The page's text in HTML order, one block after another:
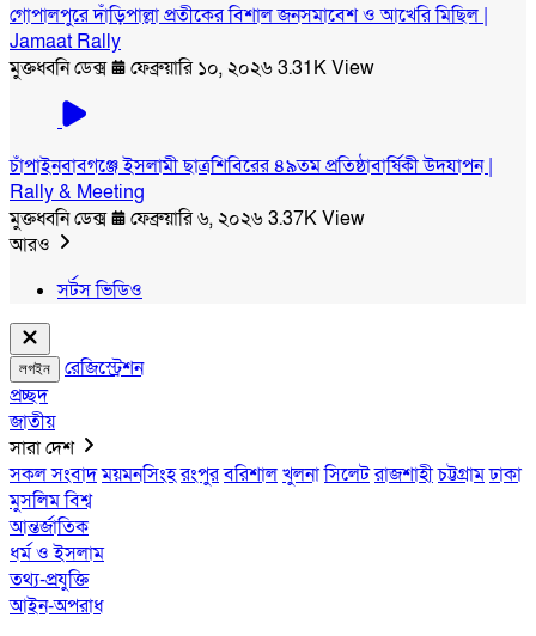
গোপালপুরে দাঁড়িপাল্লা প্রতীকের বিশাল জনসমাবেশ ও আখেরি মিছিল |
Jamaat Rally
মুক্তধ্বনি ডেক্স
ফেব্রুয়ারি ১০, ২০২৬3.31K View
চাঁপাইনবাবগঞ্জে ইসলামী ছাত্রশিবিরের ৪৯তম প্রতিষ্ঠাবার্ষিকী উদযাপন |
Rally & Meeting
মুক্তধ্বনি ডেক্স
ফেব্রুয়ারি ৬, ২০২৬3.37K View
আরও
সর্টস ভিডিও
লগইন
রেজিস্ট্রেশন
প্রচ্ছদ
জাতীয়
সারা দেশ
সকল সংবাদময়মনসিংহরংপুরবরিশালখুলনাসিলেটরাজশাহীচট্টগ্রামঢাকা
মুসলিম বিশ্ব
আন্তর্জাতিক
ধর্ম ও ইসলাম
তথ্য-প্রযুক্তি
আইন-অপরাধ